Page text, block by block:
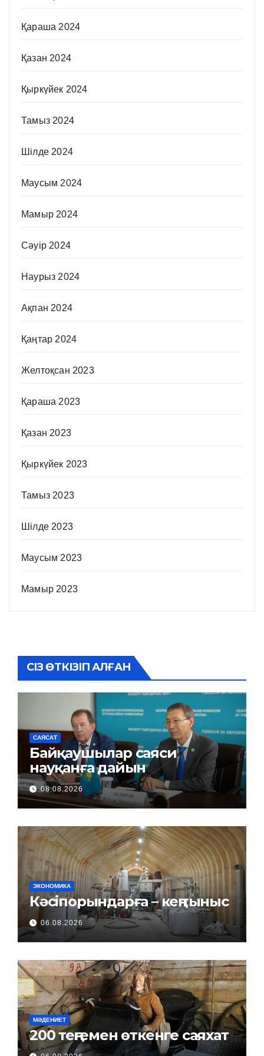
Қараша 2024
Қазан 2024
Қыркүйек 2024
Тамыз 2024
Шілде 2024
Маусым 2024
Мамыр 2024
Сәуір 2024
Наурыз 2024
Ақпан 2024
Қаңтар 2024
Желтоқсан 2023
Қараша 2023
Қазан 2023
Қыркүйек 2023
Тамыз 2023
Шілде 2023
Маусым 2023
Мамыр 2023
СІЗ ӨТКІЗІП АЛҒАН
САЯСАТ
Байқаушылар саяси
науқанға дайын
08.08.2026
ЭКОНОМИКА
Кәсіпорындарға – кең тыныс
06.08.2026
МӘДЕНИЕТ
200 теңгемен өткенге саяхат